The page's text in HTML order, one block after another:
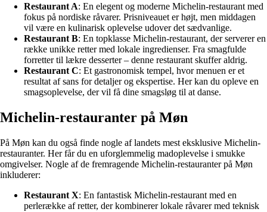
Restaurant A: En elegent og moderne Michelin-restaurant med
fokus på nordiske råvarer. Prisniveauet er højt, men middagen
vil være en kulinarisk oplevelse udover det sædvanlige.
Restaurant B: En topklasse Michelin-restaurant, der serverer en
række unikke retter med lokale ingredienser. Fra smagfulde
forretter til lækre desserter – denne restaurant skuffer aldrig.
Restaurant C: Et gastronomisk tempel, hvor menuen er et
resultat af sans for detaljer og ekspertise. Her kan du opleve en
smagsoplevelse, der vil få dine smagsløg til at danse.
Michelin-restauranter på Møn
På Møn kan du også finde nogle af landets mest eksklusive Michelin-
restauranter. Her får du en uforglemmelig madoplevelse i smukke
omgivelser. Nogle af de fremragende Michelin-restauranter på Møn
inkluderer:
Restaurant X: En fantastisk Michelin-restaurant med en
perlerække af retter, der kombinerer lokale råvarer med teknisk